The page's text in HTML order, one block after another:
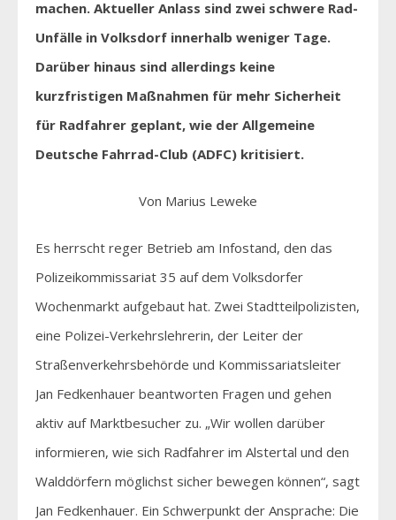
machen. Aktueller Anlass sind zwei schwere Rad-
Unfälle in Volksdorf innerhalb weniger Tage.
Darüber hinaus sind allerdings keine
kurzfristigen Maßnahmen für mehr Sicherheit
für Radfahrer geplant, wie der Allgemeine
Deutsche Fahrrad-Club (ADFC) kritisiert.
Von Marius Leweke
Es herrscht reger Betrieb am Infostand, den das
Polizeikommissariat 35 auf dem Volksdorfer
Wochenmarkt aufgebaut hat. Zwei Stadtteilpolizisten,
eine Polizei-Verkehrslehrerin, der Leiter der
Straßenverkehrsbehörde und Kommissariatsleiter
Jan Fedkenhauer beantworten Fragen und gehen
aktiv auf Marktbesucher zu. „Wir wollen darüber
informieren, wie sich Radfahrer im Alstertal und den
Walddörfern möglichst sicher bewegen können“, sagt
Jan Fedkenhauer. Ein Schwerpunkt der Ansprache: Die